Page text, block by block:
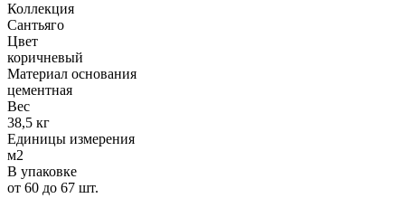
Коллекция
Сантьяго
Цвет
коричневый
Материал основания
цементная
Вес
38,5 кг
Единицы измерения
м2
В упаковке
от 60 до 67 шт.